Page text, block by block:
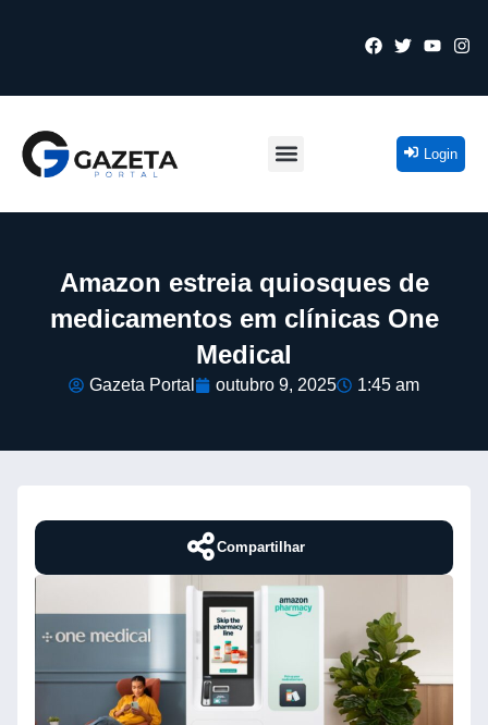
Login
Amazon estreia quiosques de
medicamentos em clínicas One
Medical
Gazeta Portal outubro 9, 2025 1:45 am
Compartilhar